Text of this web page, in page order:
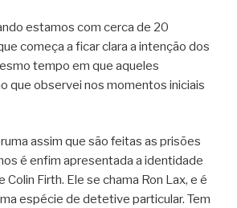
estamos com cerca de 20
começa a ficar clara a intenção dos
tempo em que aqueles
que observei nos momentos iniciais
assim que são feitas as prisões
é enfim apresentada a identidade
Firth. Ele se chama Ron Lax, e é
espécie de detetive particular. Tem